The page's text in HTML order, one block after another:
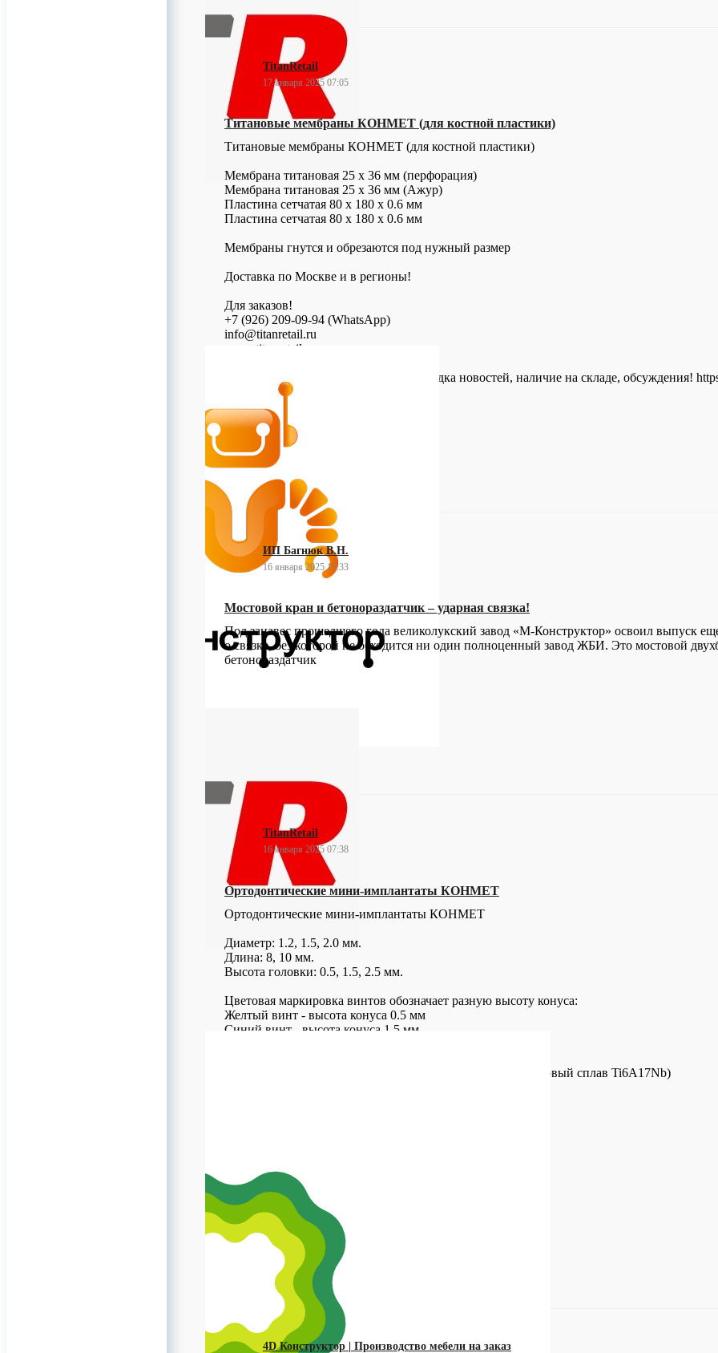
TitanRetail
17 января 2025 07:05
Титановые мембраны КОНМЕТ (для костной пластики)
Титановые мембраны КОНМЕТ (для костной пластики)
Мембрана титановая 25 х 36 мм (перфорация)
Мембрана титановая 25 х 36 мм (Ажур)
Пластина сетчатая 80 х 180 х 0.6 мм
Пластина сетчатая 80 х 180 х 0.6 мм
Мембраны гнутся и обрезаются под нужный размер
Доставка по Москве и в регионы!
Для заказов!
+7 (926) 209-09-94 (WhatsApp)
info@titanretail.ru
www.titanretail.ru
Приглашаем в группу (Telegram)выкладка новостей, наличие на складе, обсуждения!
#конмет #конметвинты
0
ИП Багнюк В.Н.
16 января 2025 12:33
Мостовой кран и бетонораздатчик – ударная связка!
Под занавес прошедшего года великолукский завод «М-Конструктор» освоил выпуск
о связке, без которой не обходится ни один полноценный завод ЖБИ. Это мостовой
бетонораздатчик
TitanRetail
16 января 2025 07:38
Ортодонтические мини-имплантаты КОНМЕТ
Ортодонтические мини-имплантаты КОНМЕТ
Диаметр: 1.2, 1.5, 2.0 мм.
Длина: 8, 10 мм.
Высота головки: 0.5, 1.5, 2.5 мм.
Цветовая маркировка винтов обозначает разную высоту конуса:
Желтый винт - высота конуса 0.5 мм
Синий винт - высота конуса 1.5 мм
Высокая прочность и биосовместимость материала (титановый сплав Ti6A17Nb)
www.titanretail.ru
Приглашаем в группу (Tel
4D Конструктор | Производство мебели на заказ